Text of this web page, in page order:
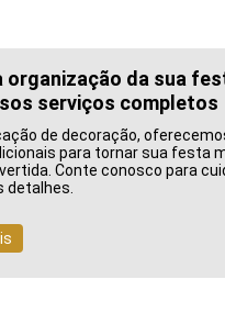
organização da sua
serviços completos
de decoração,
para tornar sua festa
Conte conosco para
detalhes.